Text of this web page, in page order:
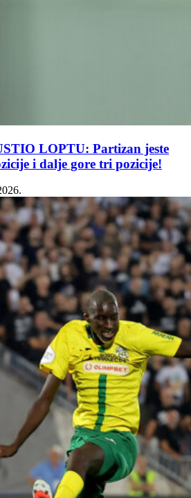
LOPTU: Partizan jeste
i dalje gore tri pozicije!